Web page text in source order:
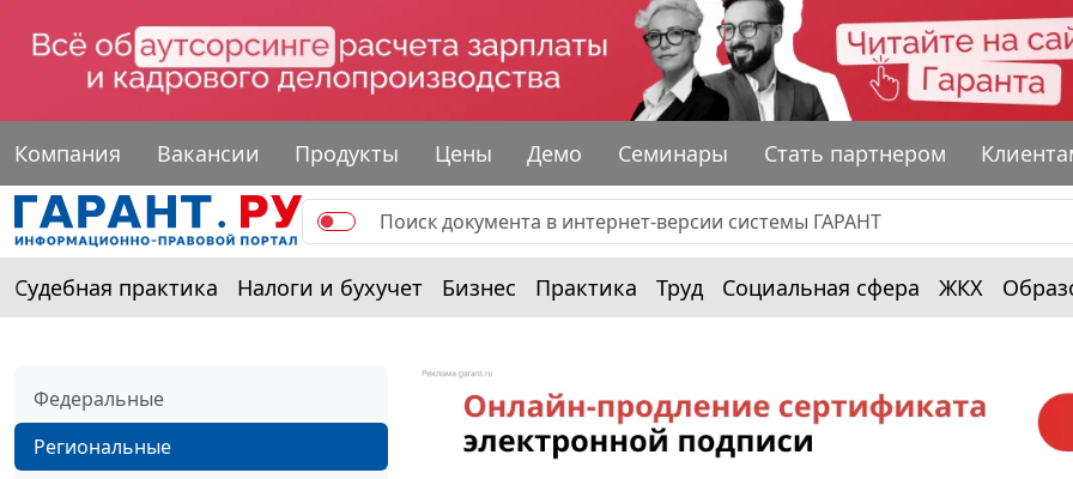
Компания Вакансии Продукты Цены Демо Семинары Стать партнером
Судебная практика Налоги и бухучет Бизнес Практика Труд Социальная сфера ЖКХ
Федеральные
Региональные